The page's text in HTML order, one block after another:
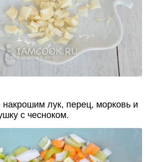
накрошим лук, перец, морковь и
с чесноком.